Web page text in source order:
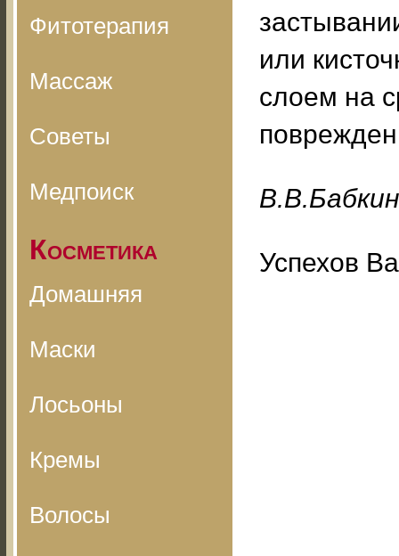
Фитотерапия
Массаж
Советы
Медпоиск
Косметика
Домашняя
Маски
Лосьоны
Кремы
Волосы
или
слоем на
B.B.Бaбкин
Успехов